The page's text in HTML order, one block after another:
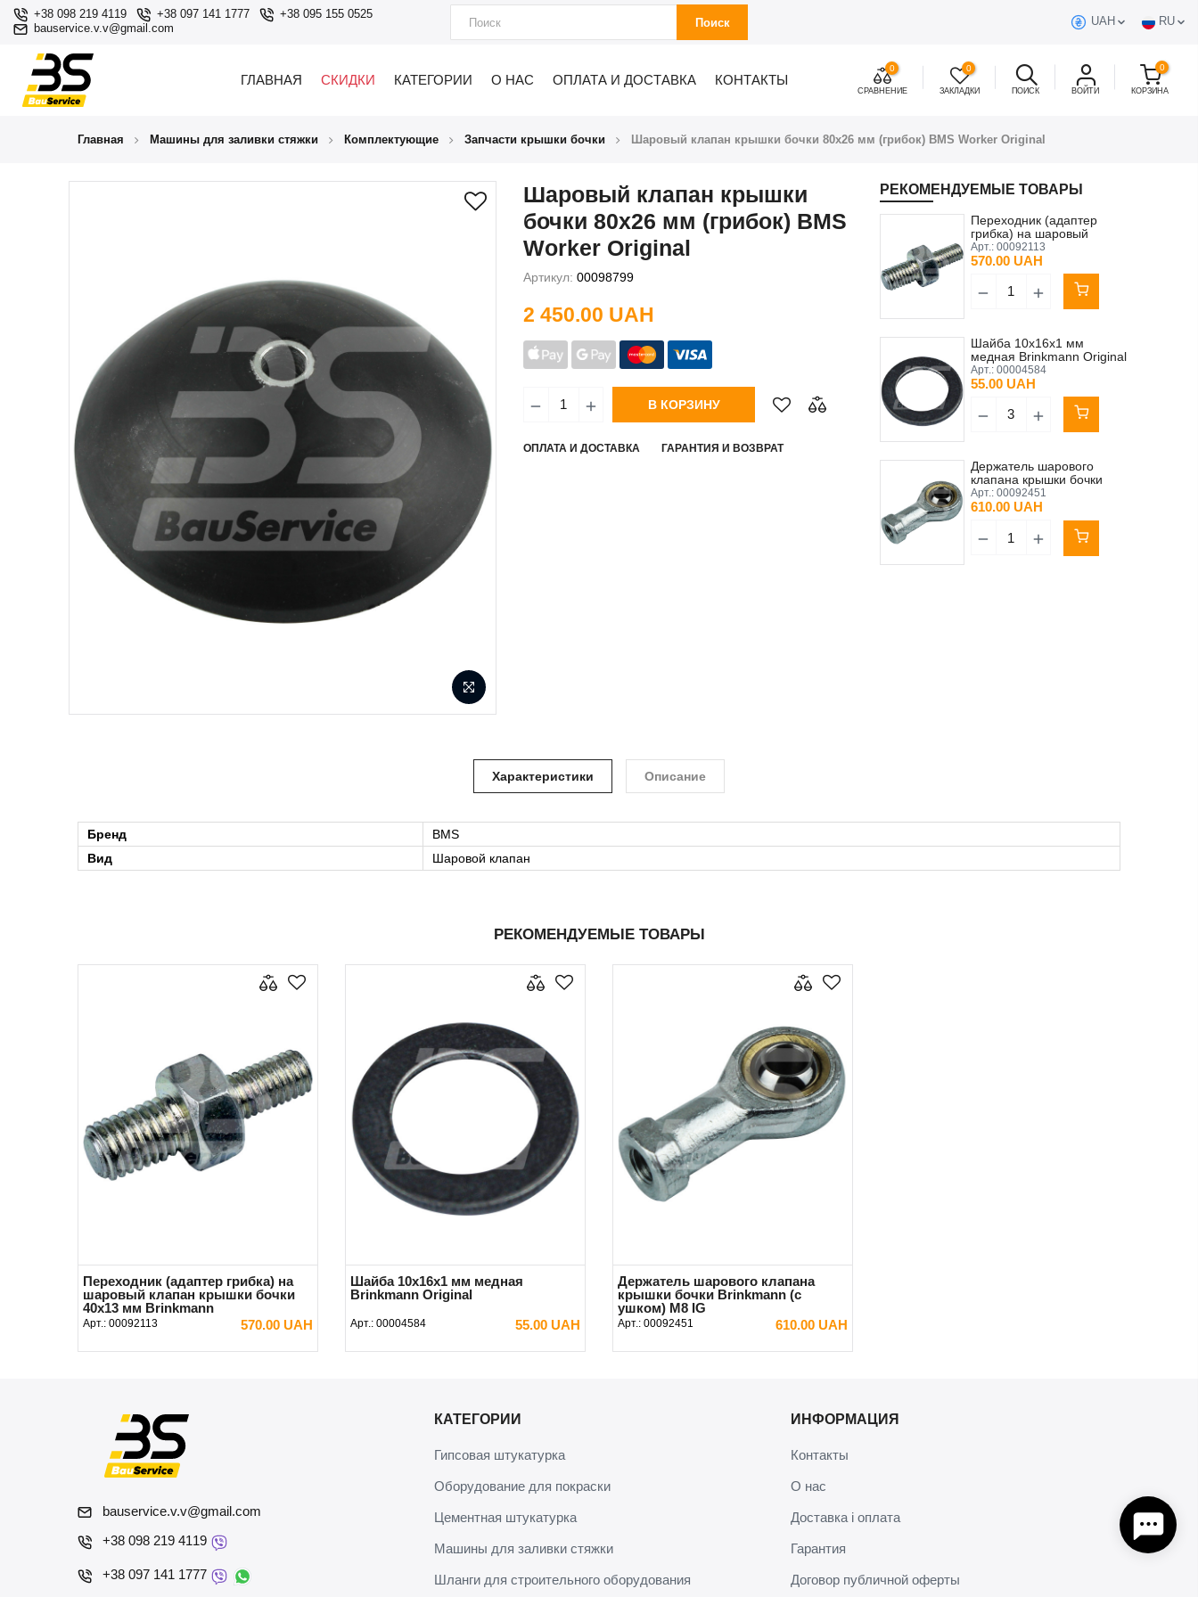
+38 098 219 4119 +38 097 141 1777
+38 095 155 0525
bauservice.v.v@gmail.com
Поиск UAH RU
ГЛАВНАЯ СКИДКИ КАТЕГОРИИ О НАС ОПЛАТА И ДОСТАВКА КОНТАКТЫ
0
СРАВНЕНИЕ
0
ЗАКЛАДКИ ПОИСК ВОЙТИ
0
КОРЗИНА
Главная Машины для заливки стяжки Комплектующие Запчасти крышки бочки Шаровый клапан крышки бочки 80х26 мм (грибок) BMS Worker Original
Шаровый клапан крышки
бочки 80х26 мм (грибок) BMS
Worker Original
Артикул: 00098799
2 450.00 UAH
В КОРЗИНУ
ОПЛАТА И ДОСТАВКА ГАРАНТИЯ И ВОЗВРАТ
РЕКОМЕНДУЕМЫЕ ТОВАРЫ
Переходник (адаптер
грибка) на шаровый
клапан крышки бочки
40х13 мм Brinkmann
Арт.: 00092113
570.00 UAH
Шайба 10x16x1 мм
медная Brinkmann Original
Арт.: 00004584
55.00 UAH
Держатель шарового
клапана крышки бочки
Brinkmann (с ушком) M8
IG
Арт.: 00092451
610.00 UAH
Характеристики Описание
Бренд
BMS
Вид
Шаровой клапан
РЕКОМЕНДУЕМЫЕ ТОВАРЫ
Переходник (адаптер грибка) на
шаровый клапан крышки бочки
40х13 мм Brinkmann
Арт.: 00092113 570.00 UAH
В КОРЗИНУ
Шайба 10x16x1 мм медная
Brinkmann Original
Арт.: 00004584 55.00 UAH
В КОРЗИНУ
Держатель шарового клапана
крышки бочки Brinkmann (с
ушком) M8 IG
Арт.: 00092451 610.00 UAH
В КОРЗИНУ
bauservice.v.v@gmail.com
+38 098 219 4119
+38 097 141 1777
КАТЕГОРИИ
Гипсовая штукатурка
Оборудование для покраски
Цементная штукатурка
Машины для заливки стяжки
Шланги для строительного оборудования
ИНФОРМАЦИЯ
Контакты
О нас
Доставка і оплата
Гарантия
Договор публичной оферты